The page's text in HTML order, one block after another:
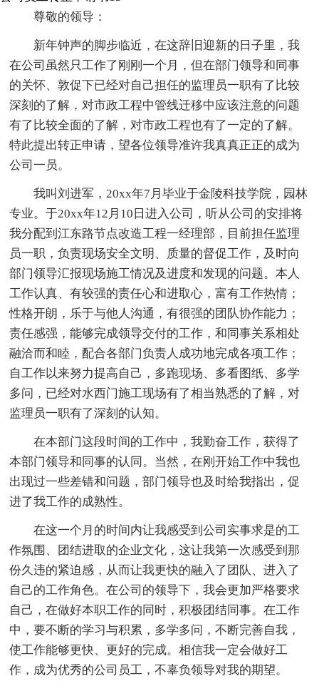
尊敬的领导：
新年钟声的脚步临近，在这辞旧迎新的日子里，我
在公司虽然只工作了刚刚一个月，但在部门领导和同事
的关怀、敦促下已经对自己担任的监理员一职有了比较
深刻的了解，对市政工程中管线迁移中应该注意的问题
有了比较全面的了解，对市政工程也有了一定的了解。
特此提出转正申请，望各位领导准许我真真正正的成为
公司一员。
我叫刘进军，20xx年7月毕业于金陵科技学院，园林
专业。于20xx年12月10日进入公司，听从公司的安排将
我分配到江东路节点改造工程一经理部，目前担任监理
员一职，负责现场安全文明、质量的督促工作，及时向
部门领导汇报现场施工情况及进度和发现的问题。本人
工作认真、有较强的责任心和进取心，富有工作热情；
性格开朗，乐于与他人沟通，有很强的团队协作能力；
责任感强，能够完成领导交付的工作，和同事关系相处
融洽而和睦，配合各部门负责人成功地完成各项工作；
自工作以来努力提高自己，多跑现场、多看图纸、多学
多问，已经对水西门施工现场有了相当熟悉的了解，对
监理员一职有了深刻的认知。
在本部门这段时间的工作中，我勤奋工作，获得了
本部门领导和同事的认同。当然，在刚开始工作中我也
出现过一些差错和问题，部门领导也及时给我指出，促
进了我工作的成熟性。
在这一个月的时间内让我感受到公司实事求是的工
作氛围、团结进取的企业文化，这让我第一次感受到那
份久违的紧迫感，从而让我更快的融入了团队、进入了
自己的工作角色。在公司的领导下，我会更加严格要求
自己，在做好本职工作的同时，积极团结同事。在工作
中，要不断的学习与积累，多学多问，不断完善自我，
使工作能够更快、更好的完成。相信我一定会做好工
作，成为优秀的公司员工，不辜负领导对我的期望。